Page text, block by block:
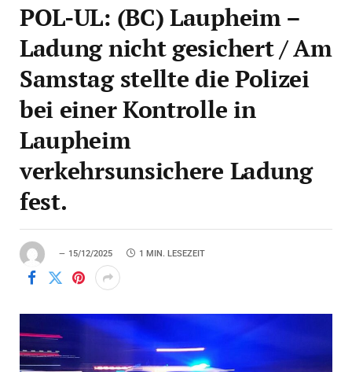
POL-UL: (BC) Laupheim –
Ladung nicht gesichert / Am
Samstag stellte die Polizei
bei einer Kontrolle in
Laupheim
verkehrsunsichere Ladung
fest.
15/12/2025 1 MIN. LESEZEIT